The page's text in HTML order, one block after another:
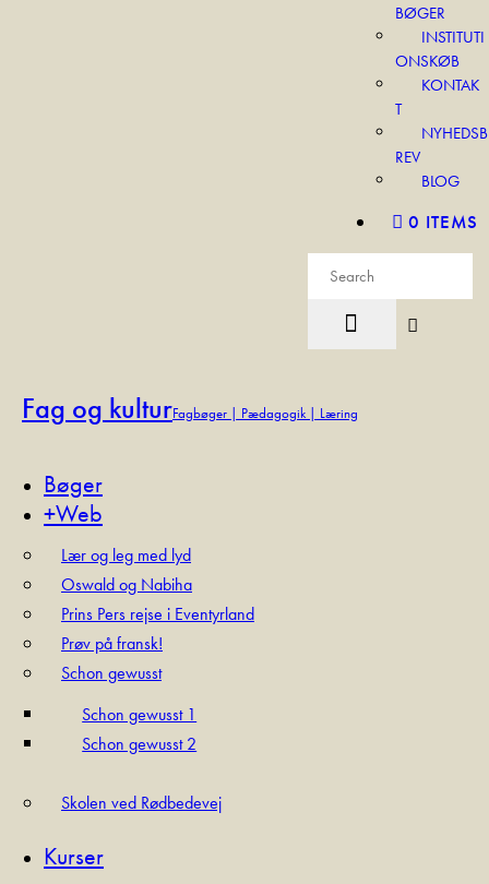
BØGER
INSTITUTI
ONSKØB
KONTAK
T
NYHEDSB
REV
BLOG
0 ITEMS
Fag og kulturFagbøger | Pædagogik | Læring
Bøger
+Web
Lær og leg med lyd
Oswald og Nabiha
Prins Pers rejse i Eventyrland
Prøv på fransk!
Schon gewusst
Schon gewusst 1
Schon gewusst 2
Skolen ved Rødbedevej
Kurser